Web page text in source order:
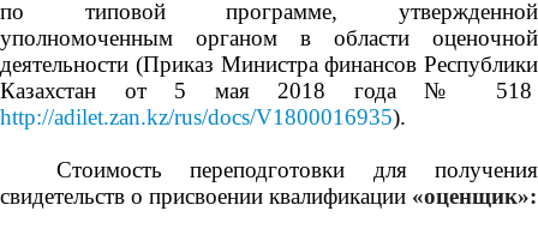
по типовой программе, утвержденной
уполномоченным органом в области оценочной
деятельности (Приказ Министра финансов Республики
Казахстан от 5 мая 2018 года № 518
http://adilet.zan.kz/rus/docs/V1800016935).
Стоимость переподготовки для получения
свидетельств о присвоении квалификации «оценщик»: